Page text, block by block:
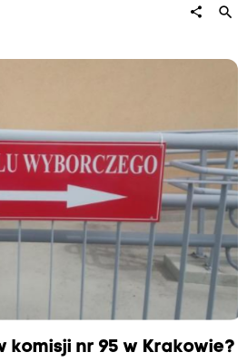
share search
komisji nr 95 w Krakowie?